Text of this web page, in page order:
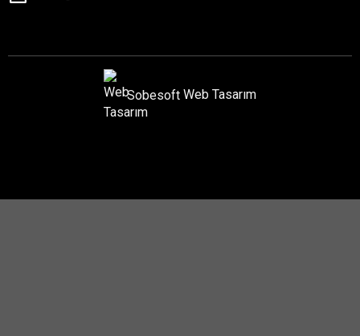
Sobesoft Web Tasarım